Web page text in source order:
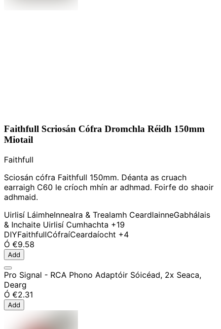
Faithfull Scriosán Cófra Dromchla Réidh 150mm
Miotail
Faithfull
Sciosán cófra Faithfull 150mm. Déanta as cruach
earraigh C60 le críoch mhín ar adhmad. Foirfe do shaoir
adhmaid.
Uirlisí LáimheInnealra & Trealamh CeardlainneGabhálais
& Inchaite Uirlisí Cumhachta +19
DIYFaithfullCófraíCeardaíocht +4
Ó €9.58
Add
Pro Signal - RCA Phono Adaptóir Sóicéad, 2x Seaca,
Dearg
Ó €2.31
Add